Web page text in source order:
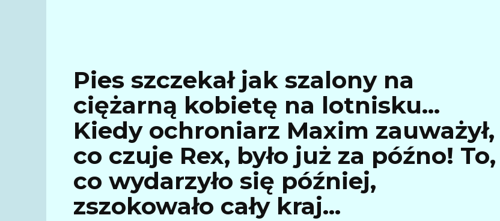
Pies szczekał jak szalony na
ciężarną kobietę na lotnisku…
Kiedy ochroniarz Maxim zauważył,
co czuje Rex, było już za późno! To,
co wydarzyło się później,
zszokowało cały kraj…